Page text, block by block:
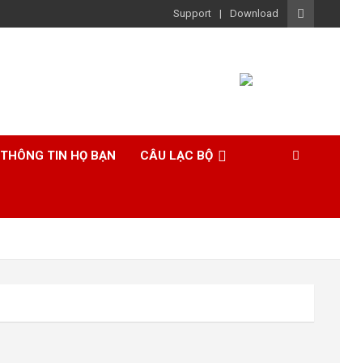
Support Download
THÔNG TIN HỌ BẠN CÂU LẠC BỘ